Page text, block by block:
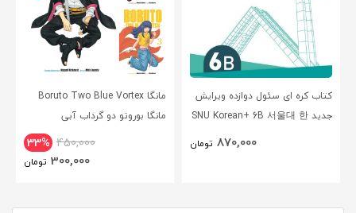
کتاب کره ای سئول دوازده ویرایش
جدید SNU Korean+ 6B 서울대 한
870,000 تومان
مانگا Boruto Two Blue Vortex
مانگا بوروتو دو گرداب آبی
33% 450,000
300,000 تومان